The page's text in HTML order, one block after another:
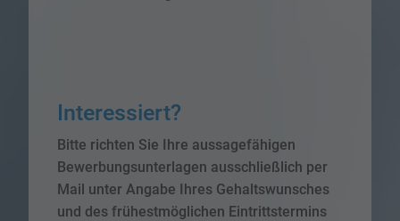
Interessiert?
Bitte richten Sie Ihre aussagefähigen
Bewerbungsunterlagen ausschließlich per
Mail unter Angabe Ihres Gehaltswunsches
und des frühestmöglichen Eintrittstermins